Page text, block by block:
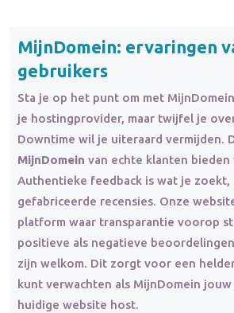
MijnDomein: ervaringen
gebruikers
Sta je op het punt om met
je hostingprovider, maar twijfel je
Downtime wil je uiteraard vermijden.
MijnDomein van echte klanten
Authentieke feedback is wat je zoekt,
gefabriceerde recensies. Onze
platform waar transparantie voorop
positieve als negatieve
zijn welkom. Dit zorgt voor een
kunt verwachten als MijnDomein
huidige website host.